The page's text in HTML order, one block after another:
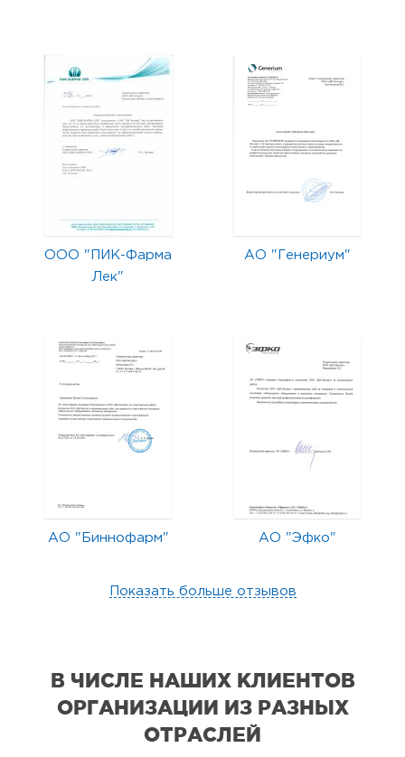
ООО "ПИК-Фарма
Лек"
АО "Генериум"
АО "Биннофарм" АО "Эфко"
Показать больше отзывов
В ЧИСЛЕ НАШИХ КЛИЕНТОВ
ОРГАНИЗАЦИИ ИЗ РАЗНЫХ
ОТРАСЛЕЙ